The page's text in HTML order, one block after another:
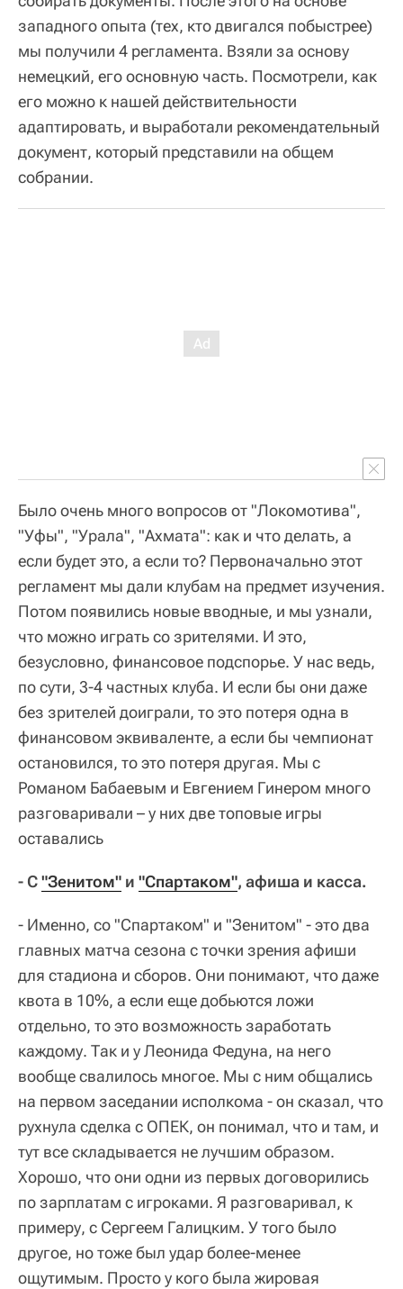
западного опыта (тех, кто двигался побыстрее)
мы получили 4 регламента. Взяли за основу
немецкий, его основную часть. Посмотрели, как
его можно к нашей действительности
адаптировать, и выработали рекомендательный
документ, который представили на общем
собрании.
Было очень много вопросов от "Локомотива",
"Уфы", "Урала", "Ахмата": как и что делать, а
если будет это, а если то? Первоначально этот
регламент мы дали клубам на предмет изучения.
Потом появились новые вводные, и мы узнали,
что можно играть со зрителями. И это,
безусловно, финансовое подспорье. У нас ведь,
по сути, 3-4 частных клуба. И если бы они даже
без зрителей доиграли, то это потеря одна в
финансовом эквиваленте, а если бы чемпионат
остановился, то это потеря другая. Мы с
Романом Бабаевым и Евгением Гинером много
разговаривали – у них две топовые игры
оставались
- С"Зенитом" и "Спартаком", афиша и касса.
- Именно, со "Спартаком" и "Зенитом" - это два
главных матча сезона с точки зрения афиши
для стадиона и сборов. Они понимают, что даже
квота в 10%, а если еще добьются ложи
отдельно, то это возможность заработать
каждому. Так и у Леонида Федуна, на него
вообще свалилось многое. Мы с ним общались
на первом заседании исполкома - он сказал, что
рухнула сделка с ОПЕК, он понимал, что и там, и
тут все складывается не лучшим образом.
Хорошо, что они одни из первых договорились
по зарплатам с игроками. Я разговаривал, к
примеру, с Сергеем Галицким. У того было
другое, но тоже был удар более-менее
ощутимым. Просто у кого была жировая